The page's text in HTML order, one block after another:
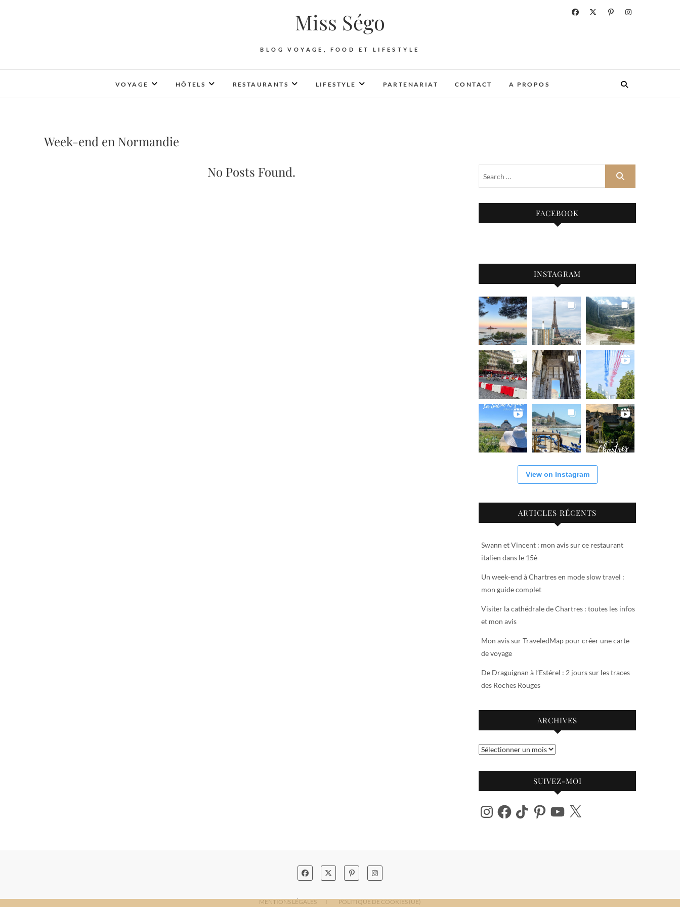
Miss Ségo
BLOG VOYAGE, FOOD ET LIFESTYLE
VOYAGE HÔTELS RESTAURANTS LIFESTYLE PARTENARIAT CONTACT A PROPOS
Week-end en Normandie
No Posts Found.
FACEBOOK
INSTAGRAM
View on Instagram
ARTICLES RÉCENTS
Swann et Vincent : mon avis sur ce restaurant
italien dans le 15è
Un week-end à Chartres en mode slow travel :
mon guide complet
Visiter la cathédrale de Chartres : toutes les infos
et mon avis
Mon avis sur TraveledMap pour créer une carte
de voyage
De Draguignan à l’Estérel : 2 jours sur les traces
des Roches Rouges
ARCHIVES
Archives
SUIVEZ-MOI
InstagramFacebook
TikTok PinterestYouTube
X
MENTIONS LÉGALES POLITIQUE DE COOKIES (UE)